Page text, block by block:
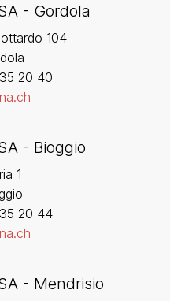
- Gordola
104
20 40
- Bioggio
1
20 44
- Mendrisio